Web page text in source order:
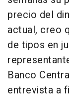
precio del
actual, creo
de tipos en
Banco
entrevista a